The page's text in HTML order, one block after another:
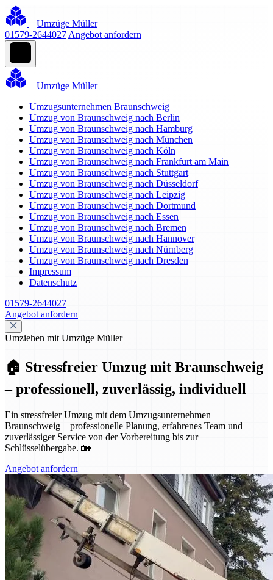
Umzüge Müller
01579-2644027 Angebot anfordern
Umzüge Müller
Umzugsunternehmen Braunschweig
Umzug von Braunschweig nach Berlin
Umzug von Braunschweig nach Hamburg
Umzug von Braunschweig nach München
Umzug von Braunschweig nach Köln
Umzug von Braunschweig nach Frankfurt am Main
Umzug von Braunschweig nach Stuttgart
Umzug von Braunschweig nach Düsseldorf
Umzug von Braunschweig nach Leipzig
Umzug von Braunschweig nach Dortmund
Umzug von Braunschweig nach Essen
Umzug von Braunschweig nach Bremen
Umzug von Braunschweig nach Hannover
Umzug von Braunschweig nach Nürnberg
Umzug von Braunschweig nach Dresden
Impressum
Datenschutz
01579-2644027
Angebot anfordern
Umziehen mit Umzüge Müller
🏠 Stressfreier Umzug mit Braunschweig
– professionell, zuverlässig, individuell
Ein stressfreier Umzug mit dem Umzugsunternehmen
Braunschweig – professionelle Planung, erfahrenes Team und
zuverlässiger Service von der Vorbereitung bis zur
Schlüsselübergabe. 🏡
Angebot anfordern